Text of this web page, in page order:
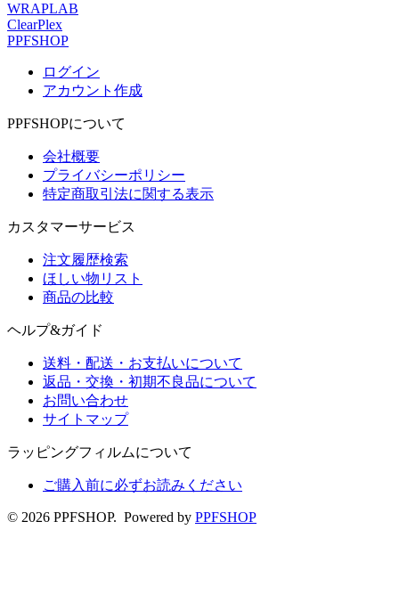
WRAPLAB
ClearPlex
PPFSHOP
ログイン
アカウント作成
PPFSHOPについて
会社概要
プライバシーポリシー
特定商取引法に関する表示
カスタマーサービス
注文履歴検索
ほしい物リスト
商品の比較
ヘルプ&ガイド
送料・配送・お支払いについて
返品・交換・初期不良品について
お問い合わせ
サイトマップ
ラッピングフィルムについて
ご購入前に必ずお読みください
© 2026 PPFSHOP. Powered by PPFSHOP